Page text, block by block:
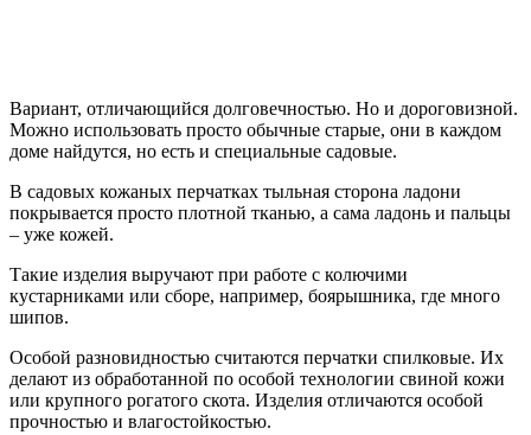
Вариант, отличающийся долговечностью. Но и дороговизной.
Можно использовать просто обычные старые, они в каждом
доме найдутся, но есть и специальные садовые.
В садовых кожаных перчатках тыльная сторона ладони
покрывается просто плотной тканью, а сама ладонь и пальцы
– уже кожей.
Такие изделия выручают при работе с колючими
кустарниками или сборе, например, боярышника, где много
шипов.
Особой разновидностью считаются перчатки спилковые. Их
делают из обработанной по особой технологии свиной кожи
или крупного рогатого скота. Изделия отличаются особой
прочностью и влагостойкостью.